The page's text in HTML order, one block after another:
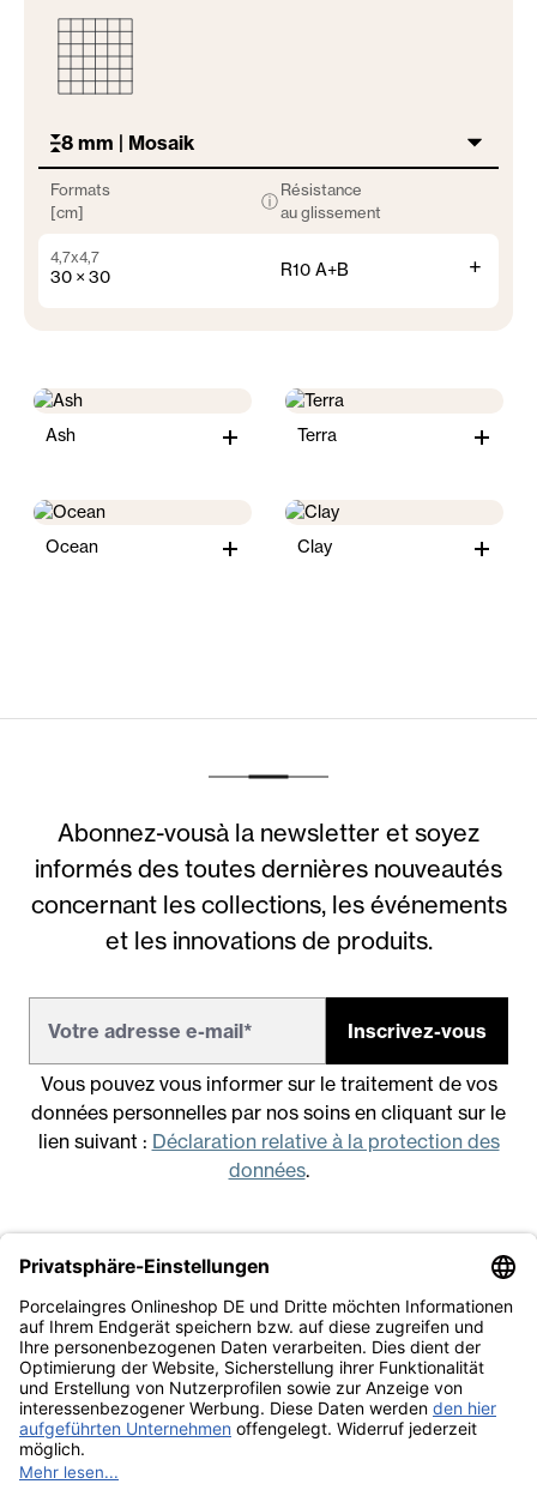
8 mm | Mosaik
Formats
[cm]
Résistance
au glissement
ⓘ
4,7x4,7
30 × 30 R10 A+B +
Ash Terra
Ocean Clay
Abonnez-vousà la newsletter et soyez
informés des toutes dernières nouveautés
concernant les collections, les événements
et les innovations de produits.
Inscrivez-vous
Vous pouvez vous informer sur le traitement de vos
données personnelles par nos soins en cliquant sur le
lien suivant : Déclaration relative à la protection des
données.
Mentions légales
Conditions générales de vente
Déclaration relative à la protection des données
Travailler avec nous